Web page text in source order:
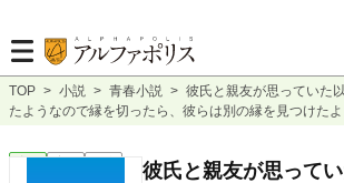
TOP > 小説 > 青春小説 > 彼氏と親友が思っていた
たようなので縁を切ったら、彼らは別の縁を見つけた
青春 完結 短編
彼氏と親友が思って